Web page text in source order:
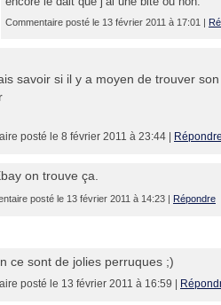
Commentaire posté le 13 février 2011 à 17:01 |
savoir si il y a moyen de trouver
posté le 8 février 2011 à 23:44 |
on trouve ça.
posté le 13 février 2011 à 14:23 | Répondre
ce sont de jolies perruques ;)
posté le 13 février 2011 à 16:59 |